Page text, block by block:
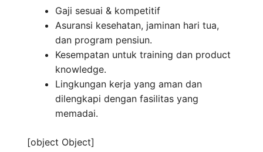
Gaji sesuai & kompetitif
Asuransi kesehatan, jaminan hari tua,
dan program pensiun.
Kesempatan untuk training dan product
knowledge.
Lingkungan kerja yang aman dan
dilengkapi dengan fasilitas yang
memadai.
[object Object]